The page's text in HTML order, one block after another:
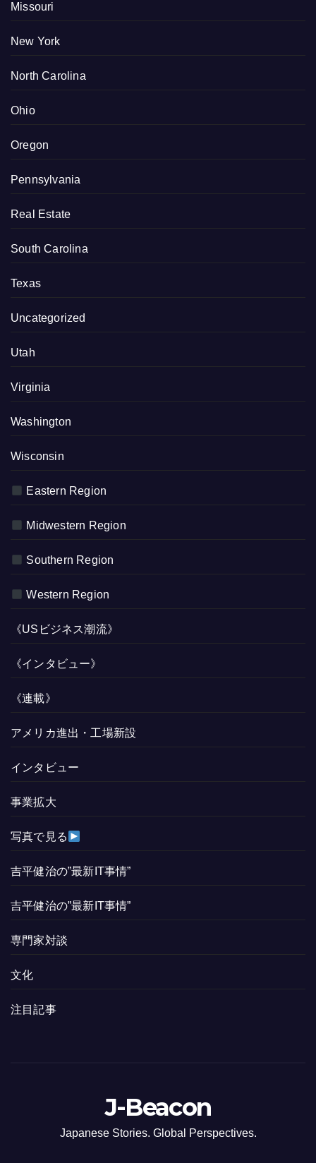
Missouri
New York
North Carolina
Ohio
Oregon
Pennsylvania
Real Estate
South Carolina
Texas
Uncategorized
Utah
Virginia
Washington
Wisconsin
Eastern Region
Midwestern Region
Southern Region
Western Region
《USビジネス潮流》
《インタビュー》
《連載》
アメリカ進出・工場新設
インタビュー
事業拡大
写真で見る
吉平健治の”最新IT事情”
吉平健治の”最新IT事情”
専門家対談
文化
注目記事
J-Beacon
Japanese Stories. Global Perspectives.